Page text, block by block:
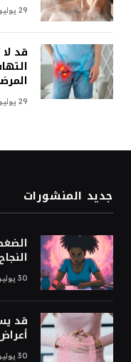
29 يوليو، 2026
قد
29 يوليو، 2026
جديد المنشورات
30 يوليو، 2026
قد
30 يوليو، 2026